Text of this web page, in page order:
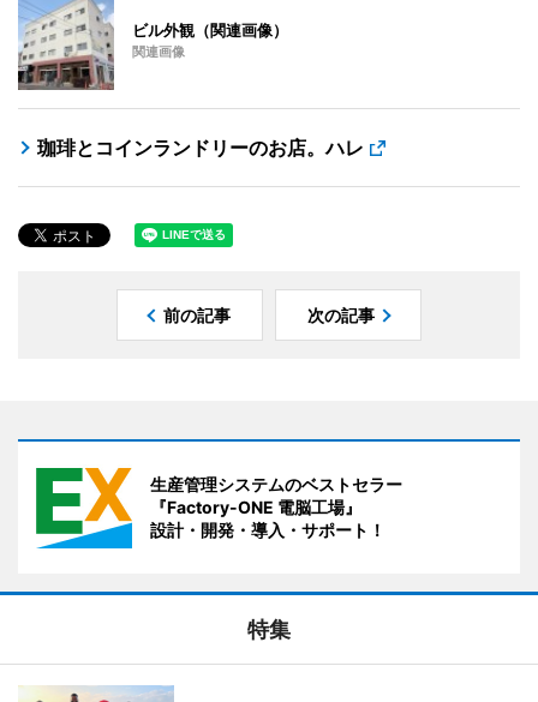
ビル外観（関連画像）
関連画像
珈琲とコインランドリーのお店。ハレ
前の記事 次の記事
生産管理システムのベストセラー
『Factory-ONE 電脳工場』
設計・開発・導入・サポート！
特集